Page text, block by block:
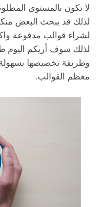
لا تكون بالمستوى
لذلك قد يبحث البعض
لشراء قوالب مدفوعة
لذلك سوف أريكم اليوم
وطريقة تخصيصها
معظم القوالب.